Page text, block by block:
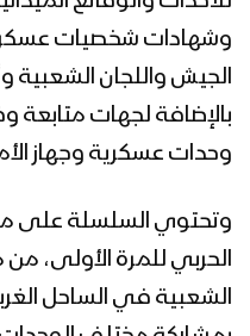
للأحداث والوقائع
وشهادات شخصيات
الجيش واللجان الشعبية
بالإضافة لجهات متابعة
وتحتوي السلسلة على
الحربي للمرة الأولى، من
الشعبية في الساحل